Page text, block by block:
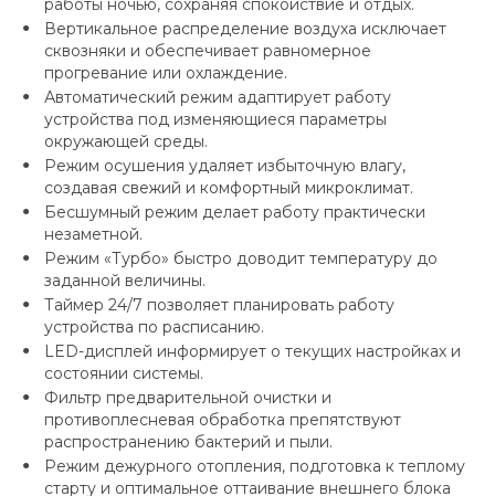
работы ночью, сохраняя спокойствие и отдых.
Вертикальное распределение воздуха исключает
сквозняки и обеспечивает равномерное
прогревание или охлаждение.
Автоматический режим адаптирует работу
устройства под изменяющиеся параметры
окружающей среды.
Режим осушения удаляет избыточную влагу,
создавая свежий и комфортный микроклимат.
Бесшумный режим делает работу практически
незаметной.
Режим «Турбо» быстро доводит температуру до
заданной величины.
Таймер 24/7 позволяет планировать работу
устройства по расписанию.
LED-дисплей информирует о текущих настройках и
состоянии системы.
Фильтр предварительной очистки и
противоплесневая обработка препятствуют
распространению бактерий и пыли.
Режим дежурного отопления, подготовка к теплому
старту и оптимальное оттаивание внешнего блока